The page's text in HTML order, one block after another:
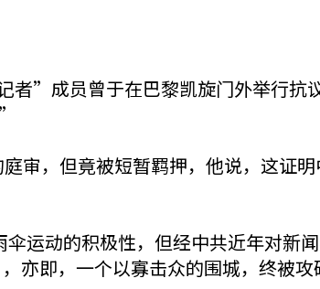
者”成员曾于在巴黎凯旋门外举行抗
审，但竟被短暂羁押，他说，这证
运动的积极性，但经中共近年对新
即，一个以寡击众的围城，终被攻